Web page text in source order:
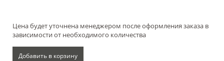
Цена будет уточнена менеджером после оформления заказа в
зависимости от необходимого количества
Добавить в корзину